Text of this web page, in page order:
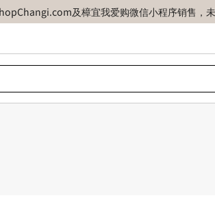
及樟宜我爱购微信小程序销售，